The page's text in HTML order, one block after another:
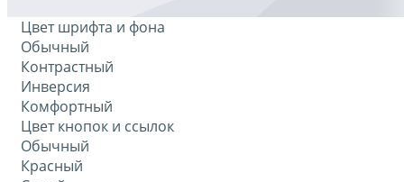
Цвет шрифта и фона
Обычный
Контрастный
Инверсия
Комфортный
Цвет кнопок и ссылок
Обычный
Красный